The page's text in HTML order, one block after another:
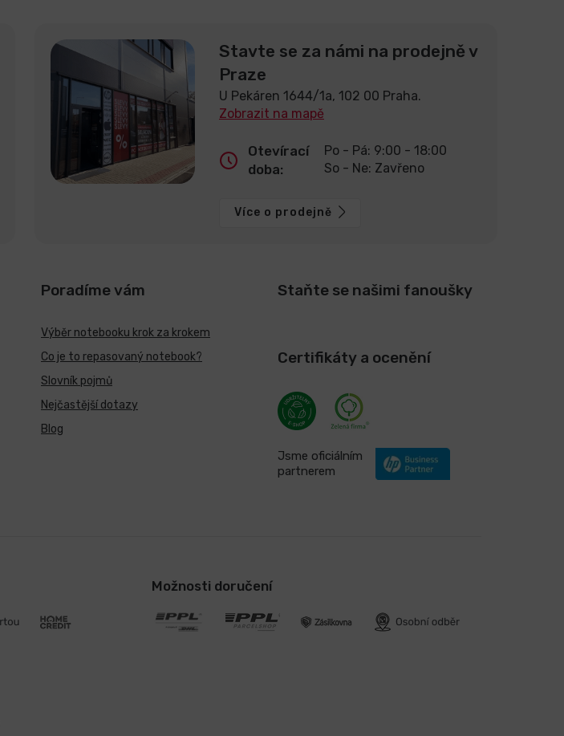
Stavte se za námi na prodejně v
Praze
U Pekáren 1644/1a, 102 00 Praha.
Zobrazit na mapě
Otevírací
doba:
Po - Pá: 9:00 - 18:00
So - Ne: Zavřeno
Více o prodejně
Poradíme vám
Výběr notebooku krok za krokem
Co je to repasovaný notebook?
Slovník pojmů
Nejčastější dotazy
Blog
Staňte se našimi fanoušky
Certifikáty a ocenění
Jsme oficiálním
partnerem
Možnosti doručení